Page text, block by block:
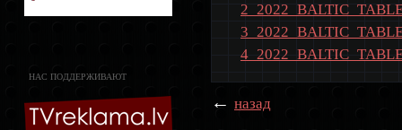
НАС ПОДДЕРЖИВАЮТ
← назад